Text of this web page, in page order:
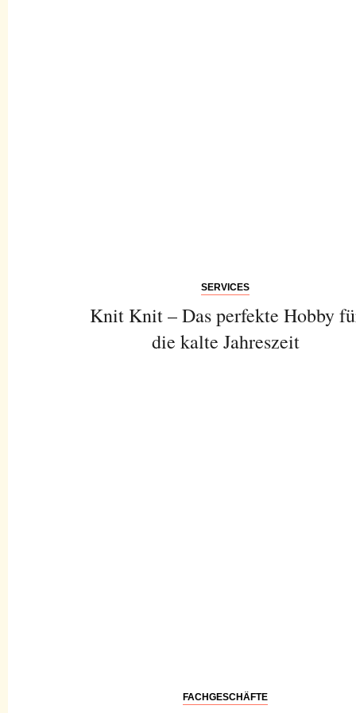
SERVICES
Knit Knit – Das perfekte Hobby
die kalte Jahreszeit
FACHGESCHÄFTE